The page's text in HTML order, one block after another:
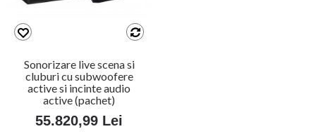
Sonorizare live scena si
cluburi cu subwoofere
active si incinte audio
active (pachet)
55.820,99 Lei